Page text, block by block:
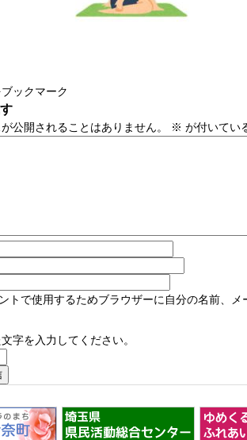
ブックマーク
公開されることはありません。 ※ が付いてい
トで使用するためブラウザーに自分の名前、
字を入力してください。